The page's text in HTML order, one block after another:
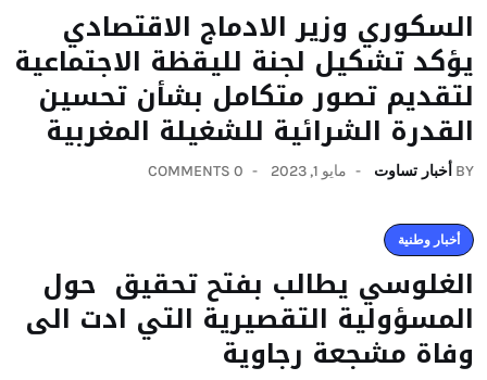
السكوري وزير الادماج الاقتصادي
يؤكد تشكيل لجنة لليقظة الاجتماعية
لتقديم تصور متكامل بشأن تحسين
القدرة الشرائية للشغيلة المغربية
BY أخبار تساوت مايو 1, 2023 0 COMMENTS
أخبار وطنية
الغلوسي يطالب بفتح تحقيق حول
المسؤولية التقصيرية التي ادت الى
وفاة مشجعة رجاوية